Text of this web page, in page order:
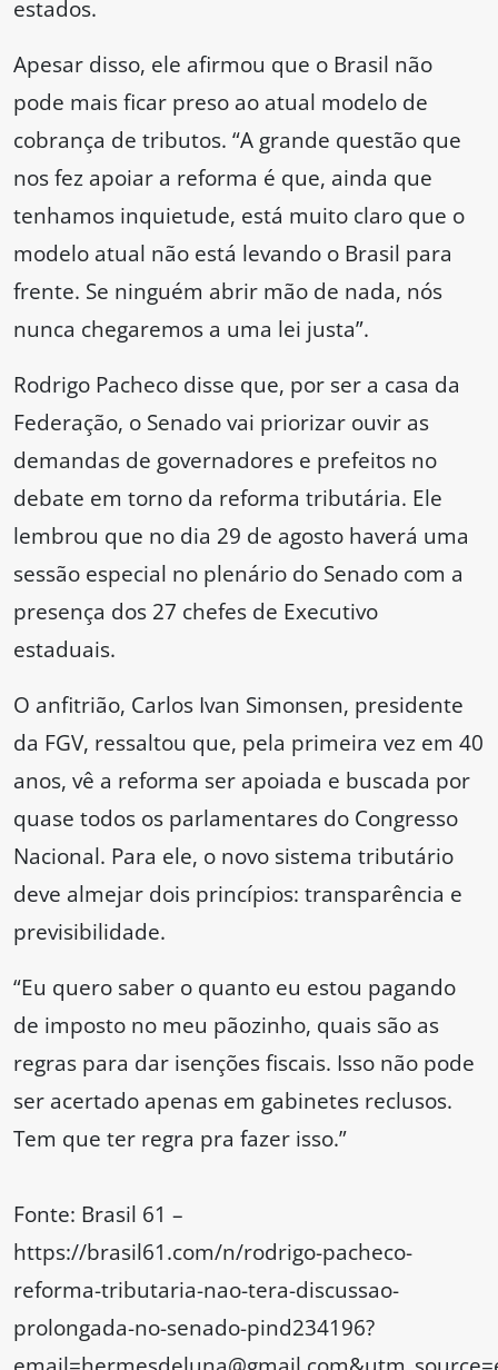
estados.
Apesar disso, ele afirmou que o Brasil não
pode mais ficar preso ao atual modelo de
cobrança de tributos. “A grande questão que
nos fez apoiar a reforma é que, ainda que
tenhamos inquietude, está muito claro que o
modelo atual não está levando o Brasil para
frente. Se ninguém abrir mão de nada, nós
nunca chegaremos a uma lei justa”.
Rodrigo Pacheco disse que, por ser a casa da
Federação, o Senado vai priorizar ouvir as
demandas de governadores e prefeitos no
debate em torno da reforma tributária. Ele
lembrou que no dia 29 de agosto haverá uma
sessão especial no plenário do Senado com a
presença dos 27 chefes de Executivo
estaduais.
O anfitrião, Carlos Ivan Simonsen, presidente
da FGV, ressaltou que, pela primeira vez em 40
anos, vê a reforma ser apoiada e buscada por
quase todos os parlamentares do Congresso
Nacional. Para ele, o novo sistema tributário
deve almejar dois princípios: transparência e
previsibilidade.
“Eu quero saber o quanto eu estou pagando
de imposto no meu pãozinho, quais são as
regras para dar isenções fiscais. Isso não pode
ser acertado apenas em gabinetes reclusos.
Tem que ter regra pra fazer isso.”
Fonte: Brasil 61 –
https://brasil61.com/n/rodrigo-pacheco-
reforma-tributaria-nao-tera-discussao-
prolongada-no-senado-pind234196?